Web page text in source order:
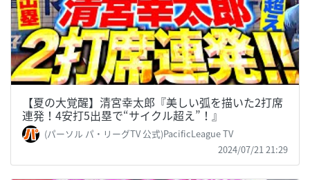
【夏の大覚醒】清宮幸太郎『美しい弧を描いた2打席
連発！4安打5出塁で“サイクル超え”！』
(パーソル パ・リーグTV 公式)PacificLeague TV
2024/07/21 21:29